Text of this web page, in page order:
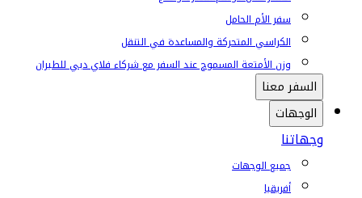
سفر الأم الحامل
الكراسي المتحركة والمساعدة في التنقل
وزن الأمتعة المسموح عند السفر مع شركاء فلاي دبي للطيران
السفر معنا
الوجهات
وجهاتنا
جميع الوجهات
أفريقيا